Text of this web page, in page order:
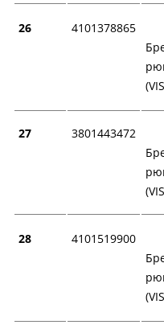
26
4101378865
27
3801443472
28
4101519900